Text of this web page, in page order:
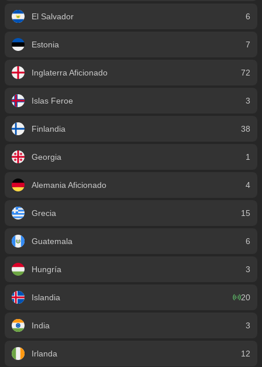
El Salvador 6
Estonia 7
Inglaterra Aficionado 72
Islas Feroe 3
Finlandia 38
Georgia 1
Alemania Aficionado 4
Grecia 15
Guatemala 6
Hungría 3
Islandia 20
India 3
Irlanda 12